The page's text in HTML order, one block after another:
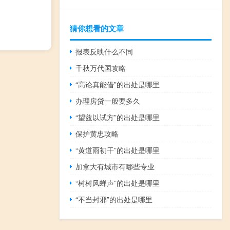
猜你想看的文章
报表反映什么不同
千秋万代国攻略
“高论真能借”的出处是哪里
办理房贷一般要多久
“望兹以试方”的出处是哪里
保护黄忠攻略
“黄道雨初干”的出处是哪里
加拿大有城市有哪些专业
“树树风蝉声”的出处是哪里
“不当封邪”的出处是哪里